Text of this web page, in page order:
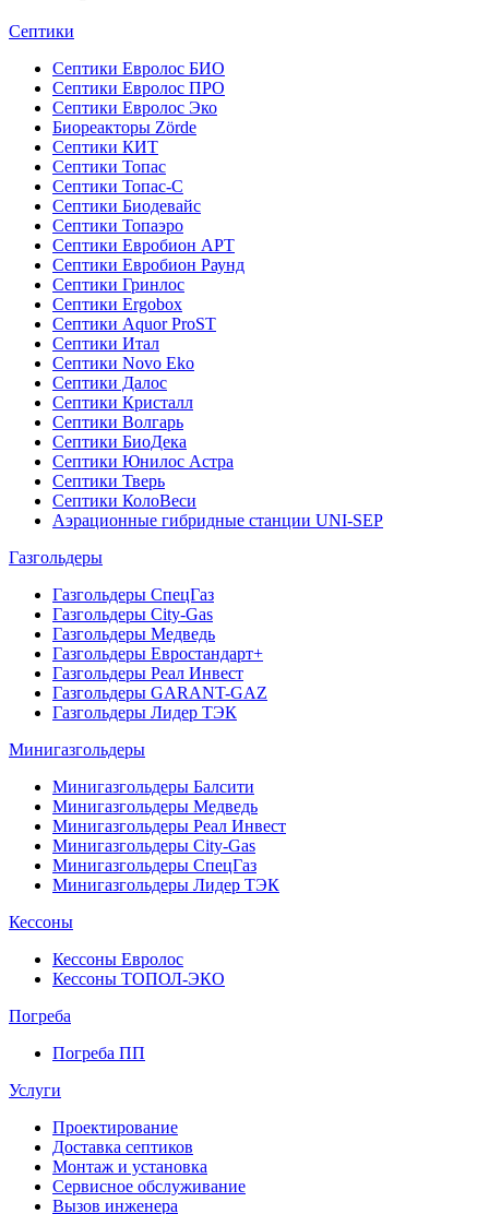
Септики
Септики Евролос БИО
Септики Евролос ПРО
Септики Евролос Эко
Биореакторы Zörde
Септики КИТ
Септики Топас
Септики Топас-С
Септики Биодевайс
Септики Топаэро
Септики Евробион АРТ
Септики Евробион Раунд
Септики Гринлос
Септики Ergobox
Септики Aquor ProST
Септики Итал
Септики Novo Eko
Септики Далос
Септики Кристалл
Септики Волгарь
Септики БиоДека
Септики Юнилос Астра
Септики Тверь
Септики КолоВеси
Аэрационные гибридные станции UNI-SEP
Газгольдеры
Газгольдеры СпецГаз
Газгольдеры City-Gas
Газгольдеры Медведь
Газгольдеры Евростандарт+
Газгольдеры Реал Инвест
Газгольдеры GARANT-GAZ
Газгольдеры Лидер ТЭК
Минигазгольдеры
Минигазгольдеры Балсити
Минигазгольдеры Медведь
Минигазгольдеры Реал Инвест
Минигазгольдеры City-Gas
Минигазгольдеры СпецГаз
Минигазгольдеры Лидер ТЭК
Кессоны
Кессоны Евролос
Кессоны ТОПОЛ-ЭКО
Погребa
Погреба ПП
Услуги
Проектирование
Доставка септиков
Монтаж и установка
Сервисное обслуживание
Вызов инженера